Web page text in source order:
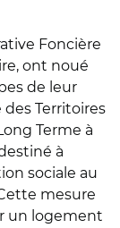
Foncière
ont noué
de leur
des Territoires
Terme à
à
sociale au
mesure
un logement